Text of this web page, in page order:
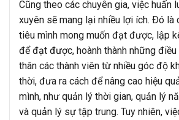
Cũng theo các chuyên gia, việc huấn
xuyên sẽ mang lại nhiều lợi ích. Ðó là
tiêu mình mong muốn đạt được, lập
để đạt được, hoành thành những
thân các thành viên từ nhiều góc độ
thời, đưa ra cách để nâng cao hiệu
mình, như quản lý thời gian, quản lý
và quản lý sự tập trung. Tuy nhiên,